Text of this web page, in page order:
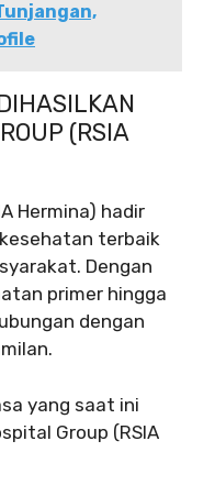
(RSIA
Hermina) hadir
terbaik
Dengan
primer hingga
dengan
yang saat ini
Group (RSIA